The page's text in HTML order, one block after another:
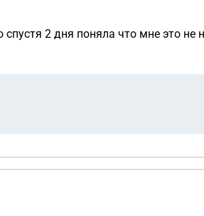
2 дня поняла что мне это не